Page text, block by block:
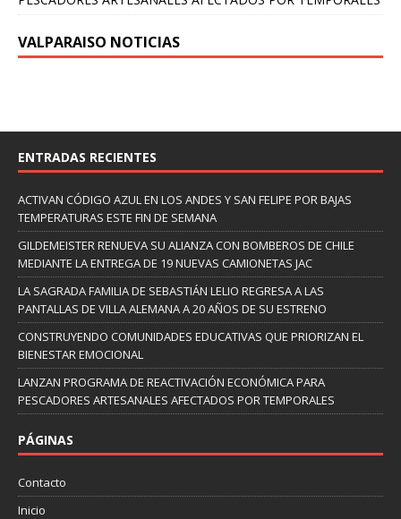
VALPARAISO NOTICIAS
ENTRADAS RECIENTES
ACTIVAN CÓDIGO AZUL EN LOS ANDES Y SAN FELIPE POR BAJAS
TEMPERATURAS ESTE FIN DE SEMANA
GILDEMEISTER RENUEVA SU ALIANZA CON BOMBEROS DE CHILE
MEDIANTE LA ENTREGA DE 19 NUEVAS CAMIONETAS JAC
LA SAGRADA FAMILIA DE SEBASTIÁN LELIO REGRESA A LAS
PANTALLAS DE VILLA ALEMANA A 20 AÑOS DE SU ESTRENO
CONSTRUYENDO COMUNIDADES EDUCATIVAS QUE PRIORIZAN EL
BIENESTAR EMOCIONAL
LANZAN PROGRAMA DE REACTIVACIÓN ECONÓMICA PARA
PESCADORES ARTESANALES AFECTADOS POR TEMPORALES
PÁGINAS
Contacto
Inicio